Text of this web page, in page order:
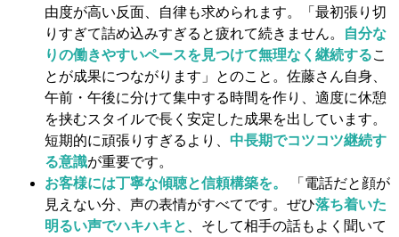
由度が高い反面、自律も求められます。「最初張り切
りすぎて詰め込みすぎると疲れて続きません。
自分な
りの働きやすいペースを見つけて無理なく継続するこ
とが成果につながります」とのこと。佐藤さん自身、
午前・午後に分けて集中する時間を作り、適度に休憩
を挟むスタイルで長く安定した成果を出しています。
短期的に頑張りすぎるより、 中長期でコツコツ継続す
る意識が重要です。
お客様には丁寧な傾聴と信頼構築を。
「電話だと顔が
見えない分、声の表情がすべてです。ぜひ落ち着いた
明るい声でハキハキと
、そして相手の話もよく聞いて